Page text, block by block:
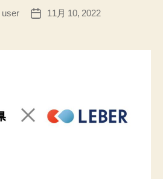
user
投
11月 10, 2022